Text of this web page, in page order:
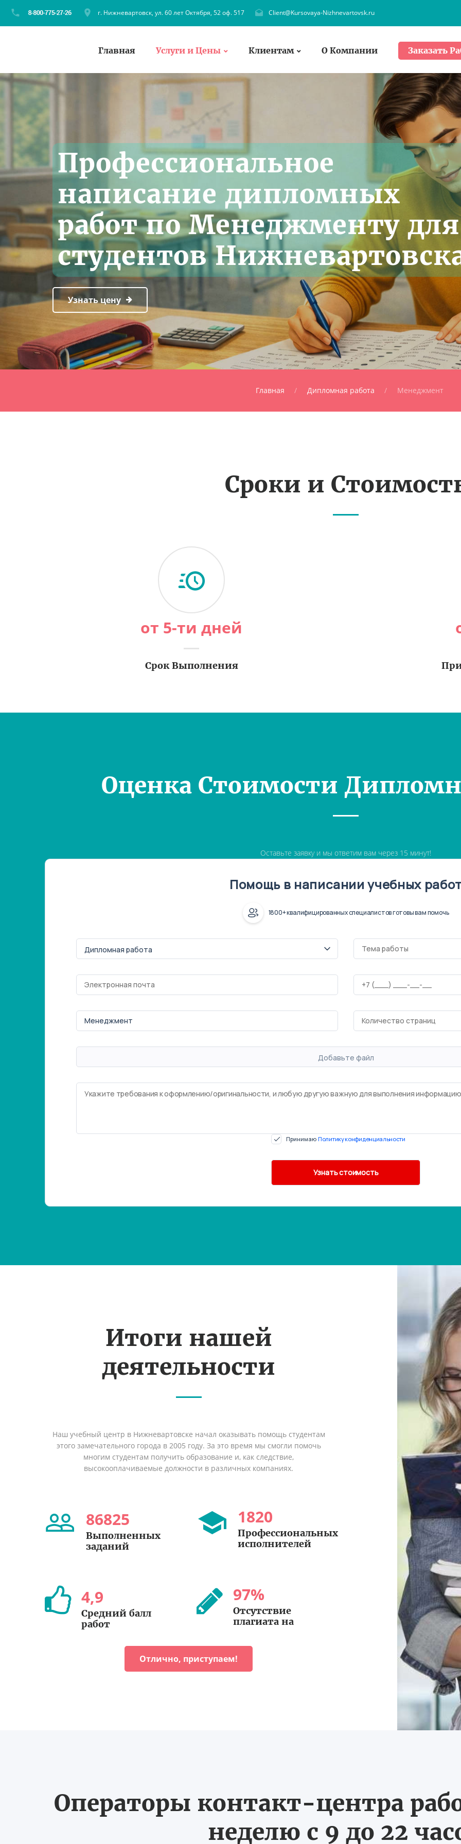
г. Нижневартовск, ул. 60 лет Октября, 52 оф. 517 Client@Kursovaya-Nizhnevartovsk.ru
Главная Услуги и Цены Клиентам О Компании Заказать
Профессиональное
написание дипломных
работ по Менеджменту для
студентов
Узнать цену
Главная Дипломная работа Менеджмент
Сроки и
от 5-ти дней
Срок Выполнения
Оценка Стоимости
Оставьте заявку и мы ответим вам через 15 минут!
Помощь в написании учебных
1800+ квалифицированных специалистов готовы вам помочь
Добавьте файл
Принимаю Политику конфиденциальности
Итоги нашей
деятельности
Наш учебный центр в Нижневартовске начал оказывать помощь студентам
этого замечательного города в 2005 году. За это время мы смогли помочь
многим студентам получить образование и, как следствие,
высокооплачиваемые должности в различных компаниях.
86825
Выполненных
заданий
1820
Профессиональных
исполнителей
4,9
Средний балл
работ
97%
Отсутствие
плагиата на
Отлично, приступаем!
Операторы контакт-центра
неделю с 9 до 22